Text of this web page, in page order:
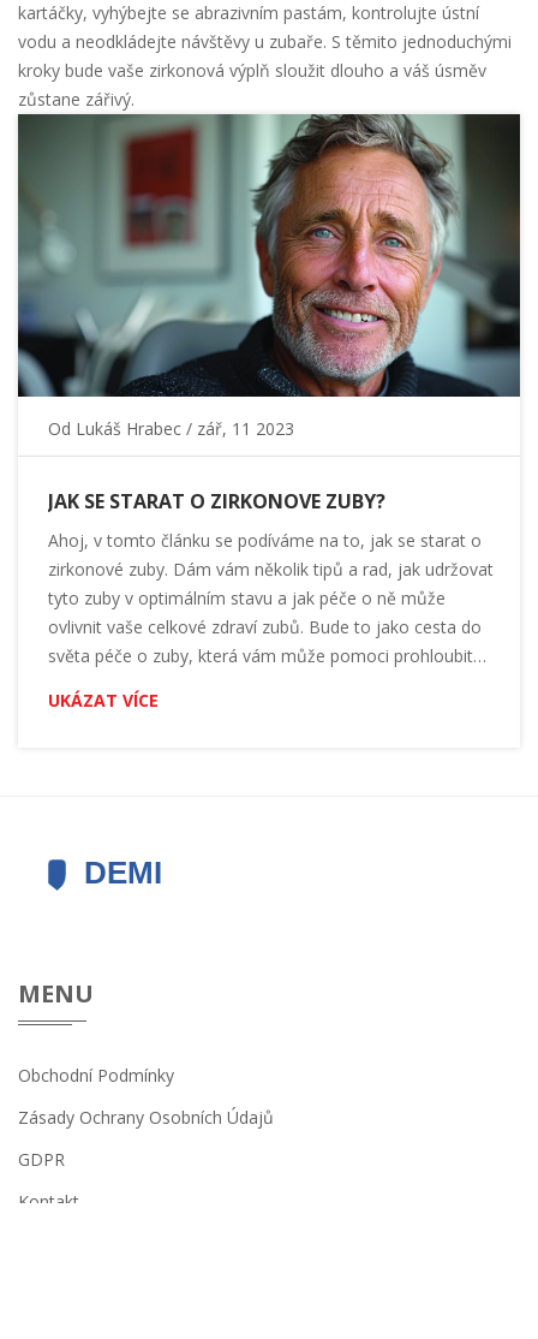
kartáčky, vyhýbejte se abrazivním pastám, kontrolujte ústní
vodu a neodkládejte návštěvy u zubaře. S těmito jednoduchými
kroky bude vaše zirkonová výplň sloužit dlouho a váš úsměv
zůstane zářivý.
Od Lukáš Hrabec / zář, 11 2023
JAK SE STARAT O ZIRKONOVE ZUBY?
Ahoj, v tomto článku se podíváme na to, jak se starat o
zirkonové zuby. Dám vám několik tipů a rad, jak udržovat
tyto zuby v optimálním stavu a jak péče o ně může
ovlivnit vaše celkové zdraví zubů. Bude to jako cesta do
světa péče o zuby, která vám může pomoci prohloubit
vaše znalosti o tomto tématu. Připojte se ke mně a
pojďme to společně prozkoumat!
UKÁZAT VÍCE
MENU
Obchodní Podmínky
Zásady Ochrany Osobních Údajů
GDPR
Kontakt